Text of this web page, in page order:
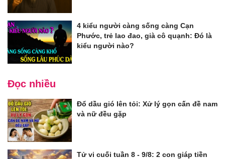
4 kiểu người càng sống càng Cạn
Phước, trẻ lao đao, già cô quạnh: Đó là
kiểu người nào?
Đọc nhiều
Đổ dầu gió lên tỏi: Xử lý gọn cấn đề nam
và nữ đều gặp
Tử vi cuối tuần 8 - 9/8: 2 con giáp tiền